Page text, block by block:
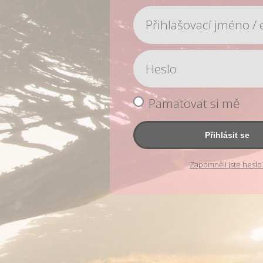
Pamatovat si mě
Přihlásit se
Zapomněli jste